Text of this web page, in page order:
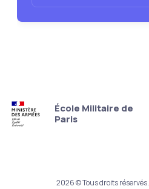
École Militaire de
Paris
2026 © Tous droits